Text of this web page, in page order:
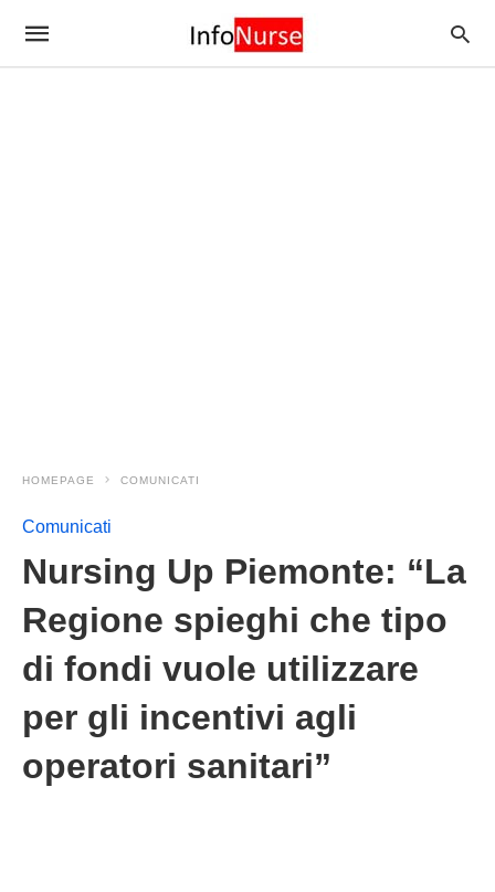
HOMEPAGE COMUNICATI
Comunicati
Nursing Up Piemonte: “La
Regione spieghi che tipo
di fondi vuole utilizzare
per gli incentivi agli
operatori sanitari”